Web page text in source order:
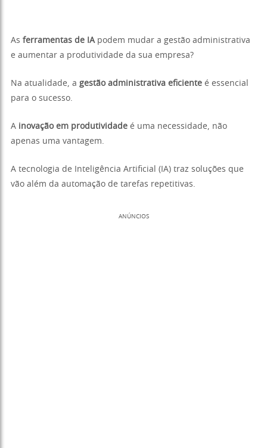
As ferramentas de IApodem mudar a gestão administrativa
e aumentar a produtividade da sua empresa?
Na atualidade, a gestão administrativa eficiente é essencial
para o sucesso.
A inovação em produtividade é uma necessidade, não
apenas uma vantagem.
A tecnologia de Inteligência Artificial (IA) traz soluções que
vão além da automação de tarefas repetitivas.
ANÚNCIOS